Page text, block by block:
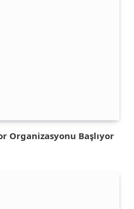
Organizasyonu Başlıyor